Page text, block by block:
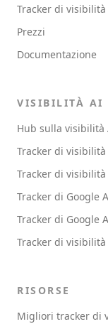
Tracker di visibilità
Prezzi
Documentazione
VISIBILITÀ AI
Hub sulla visibilità
Tracker di visibilità
Tracker di visibilità
Tracker di Google
Tracker di Google
Tracker di visibilità
RISORSE
Migliori tracker di